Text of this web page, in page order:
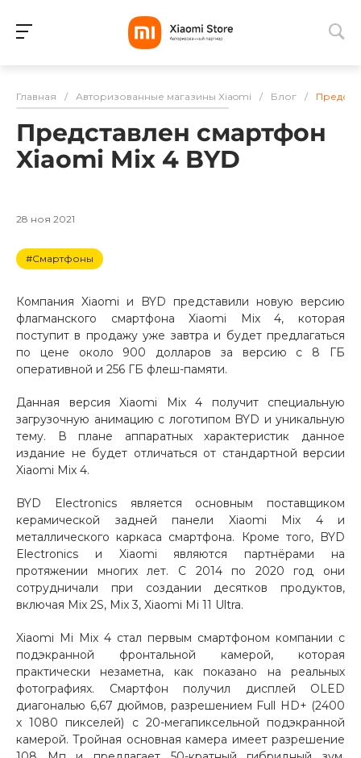
Разбейте
оплату на части
График платежей
Сегодня
25%
в корзину
Оплачивайте сегодня только
25% картой любого банка
Получайте товар
выбранный способом
Оставшиеся75% будут
по 25% каждые 2 недели
Подробнее
об оплате Плайтом
Главная / Авторизованные магазины Xiaomi / Блог /
Представлен смартфон
Xiaomi Mix 4 BYD
28 ноя 2021
#Смартфоны
Компания Xiaomi и BYD представили новую версию
флагманского смартфона Xiaomi Mix 4, которая
поступит в продажу уже завтра и будет предлагаться
по цене около 900 долларов за версию с 8 ГБ
оперативной и 256 ГБ флеш-памяти.
Данная версия Xiaomi Mix 4 получит специальную
загрузочную анимацию с логотипом BYD и уникальную
тему. В плане аппаратных характеристик данное
издание не будет отличаться от стандартной версии
Xiaomi Mix 4.
BYD Electronics является основным поставщиком
керамической задней панели Xiaomi Mix 4 и
металлического каркаса смартфона. Кроме того, BYD
Electronics и Xiaomi являются партнёрами на
протяжении многих лет. С 2014 по 2020 год они
сотрудничали при создании десятков продуктов,
включая Mix 2S, Mix 3, Xiaomi Mi 11 Ultra.
Xiaomi Mi Mix 4 стал первым смартфоном компании с
подэкранной фронтальной камерой, которая
практически незаметна, как показано на реальных
фотографиях. Смартфон получил дисплей OLED
диагональю 6,67 дюймов, разрешением Full HD+ (2400
х 1080 пикселей) с 20-мегапиксельной подэкранной
камерой. Тройная основная камера имеет разрешение